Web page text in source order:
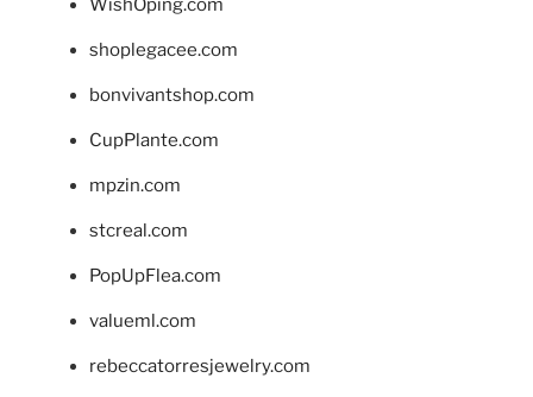
WishOping.com
shoplegacee.com
bonvivantshop.com
CupPlante.com
mpzin.com
stcreal.com
PopUpFlea.com
valueml.com
rebeccatorresjewelry.com